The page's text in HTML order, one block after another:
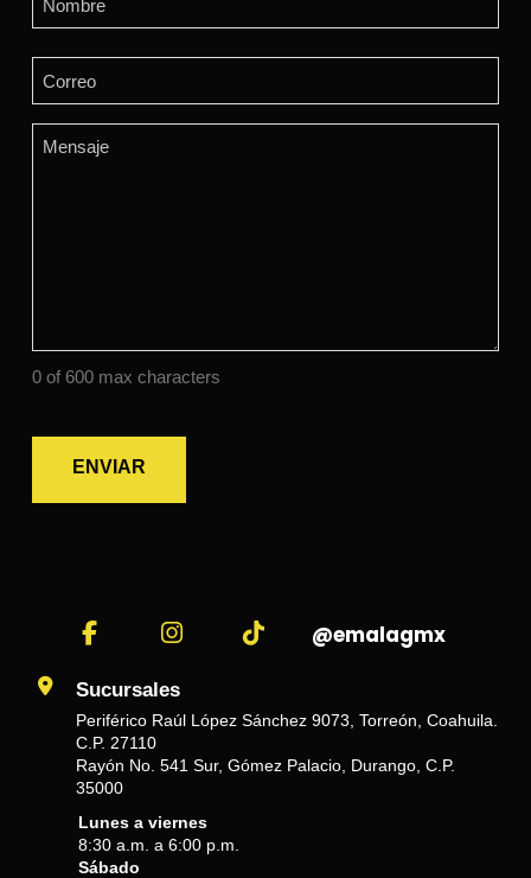
Email
(Required)
Comments
0 of 600 max characters
@emalagmx
Sucursales
Periférico Raúl López Sánchez 9073, Torreón, Coahuila.
C.P. 27110
Rayón No. 541 Sur, Gómez Palacio, Durango, C.P.
35000
Lunes a viernes
8:30 a.m. a 6:00 p.m.
Sábado